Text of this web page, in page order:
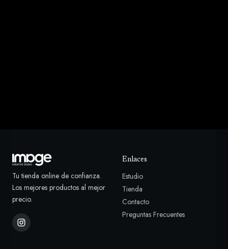
Tu tienda online de confianza.
Los mejores productos al mejor
precio.
Enlaces
Estudio
Tienda
Contacto
Preguntas Frecuentes